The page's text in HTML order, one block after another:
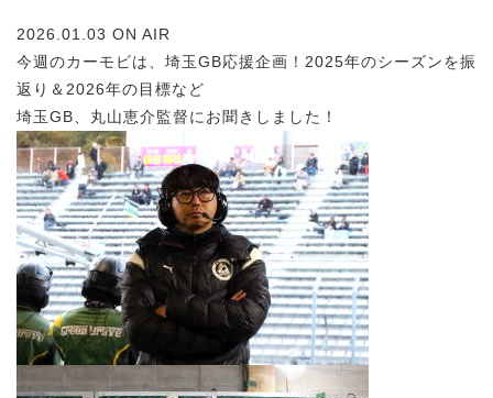
2026.01.03 ON AIR
今週のカーモビは、埼玉GB応援企画！2025年のシーズンを振
返り＆2026年の目標など
埼玉GB、丸山恵介監督にお聞きしました！